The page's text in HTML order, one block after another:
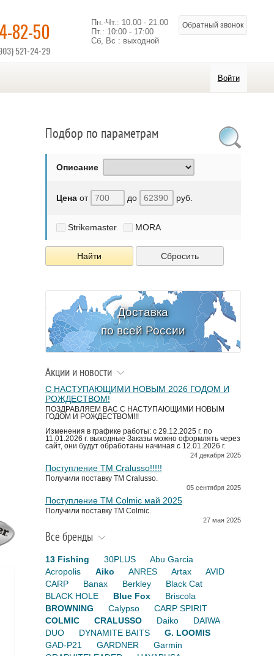
82-50
521-24-29
Пн.-Чт.: 10.00 - 21.00
Пт.: 10:00 - 17:00
Сб, Вс : выходной
Обратный звонок
Войти
Подбор по параметрам
Описание
Ценаот до руб.
Strikemaster MORA
Найти Сбросить
Доставка
по всей России
Акции и новости
С НАСТУПАЮЩИМИ НОВЫМ 2026 ГОДОМ И
РОЖДЕСТВОМ!
ПОЗДРАВЛЯЕМ ВАС С НАСТУПАЮЩИМИ НОВЫМ
ГОДОМ И РОЖДЕСТВОМ!!!
Изменения в графике работы: с 29.12.2025 г. по
11.01.2026 г. выходные Заказы можно оформлять через
сайт, они будут обработаны начиная с 12.01.2026 г.
24 декабря 2025
Поступление TM Cralusso!!!!!
Получили поставку ТМ Cralusso.
05 сентября 2025
Поступление TM Colmic май 2025
Получили поставку ТМ Colmic.
27 мая 2025
Все бренды
13 Fishing 30PLUS
Abu Garcia
Acropolis
Aiko ANRES Artax
AVID
CARP
Banax Berkley
Black Cat
BLACK HOLE
Blue Fox
Briscola
BROWNING
Calypso
CARP SPIRIT
COLMIC
CRALUSSO Daiko
DAIWA
DUO
DYNAMITE BAITS
G. LOOMIS
GAD-P21
GARDNER
Garmin